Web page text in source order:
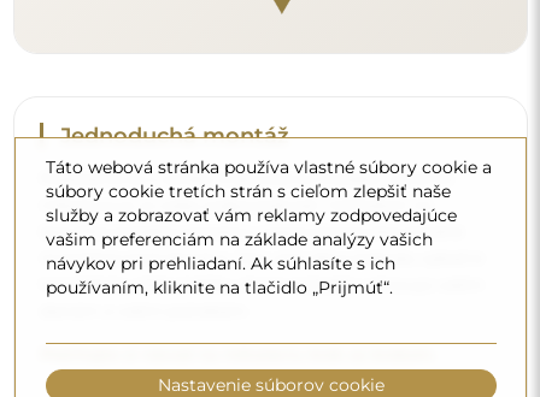
Čistenie a údržba
Na udržanie optimálneho lesku stačí mikrovláknová
utierka a teplá voda. Ak siahnete po špecifických
prípravkoch, dbajte na to, aby mali neutrálne pH
obsahujúcim ocot, amoniak alebo silné kyseliny – umožní
vám to zachovať krásny odraz po mnoho rokov.
Táto webová stránka používa vlastné súbory cookie a
súbory cookie tretích strán s cieľom zlepšiť naše
služby a zobrazovať vám reklamy zodpovedajúce
vašim preferenciám na základe analýzy vašich
návykov pri prehliadaní. Ak súhlasíte s ich
používaním, kliknite na tlačidlo „Prijmúť“.
Nastavenie súborov cookie